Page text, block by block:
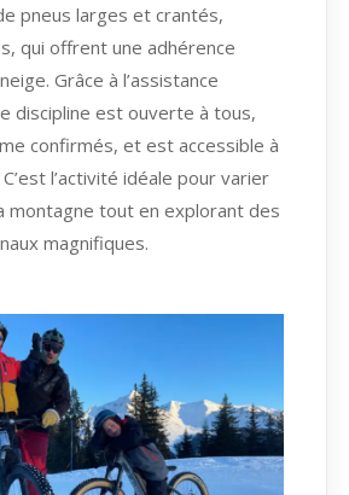
pneus larges et crantés,
qui offrent une adhérence
Grâce à l’assistance
discipline est ouverte à tous,
confirmés, et est accessible à
l’activité idéale pour varier
montagne tout en explorant des
magnifiques.